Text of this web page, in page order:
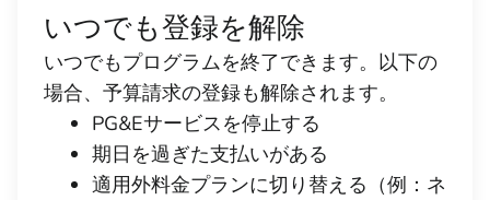
いつでも登録を解除
いつでもプログラムを終了できます。以下の
場合、予算請求の登録も解除されます。
PG&Eサービスを停止する
期日を過ぎた支払いがある
適用外料金プランに切り替える（例：ネ